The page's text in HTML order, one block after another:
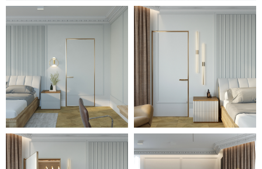
спальня оборудована
отдельной компактной
гардеробной, а также уголком
отдыха с уютными креслами и
журнальным столиком в
алькове с большими окнами.
Множество декоративных
предметов, теплая подсветка и
оригинальные осветительные
приборы, сочетание серо-